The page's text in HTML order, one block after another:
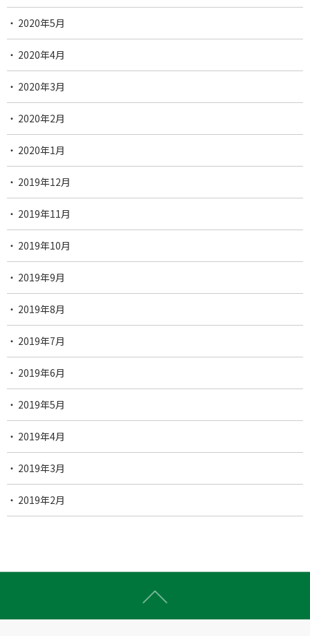
2020年5月
2020年4月
2020年3月
2020年2月
2020年1月
2019年12月
2019年11月
2019年10月
2019年9月
2019年8月
2019年7月
2019年6月
2019年5月
2019年4月
2019年3月
2019年2月